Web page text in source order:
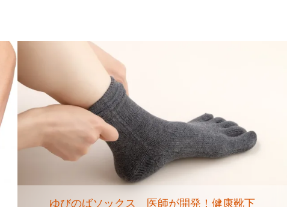
ゆびのばソックス 医師が開発！健康靴下